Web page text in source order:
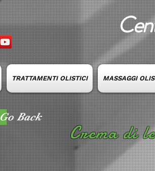
TRATTAMENTI OLISTICI MASSAGGI
Go Back
Crema di